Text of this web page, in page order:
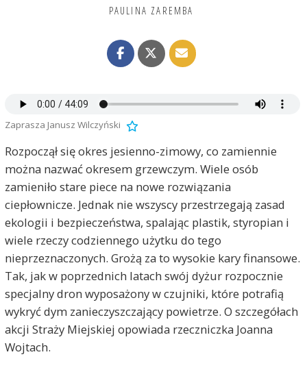
PAULINA ZAREMBA
Zaprasza Janusz Wilczyński
Rozpoczął się okres jesienno-zimowy, co zamiennie
można nazwać okresem grzewczym. Wiele osób
zamieniło stare piece na nowe rozwiązania
ciepłownicze. Jednak nie wszyscy przestrzegają zasad
ekologii i bezpieczeństwa, spalając plastik, styropian i
wiele rzeczy codziennego użytku do tego
nieprzeznaczonych. Grożą za to wysokie kary finansowe.
Tak, jak w poprzednich latach swój dyżur rozpocznie
specjalny dron wyposażony w czujniki, które potrafią
wykryć dym zanieczyszczający powietrze. O szczegółach
akcji Straży Miejskiej opowiada rzeczniczka Joanna
Wojtach.